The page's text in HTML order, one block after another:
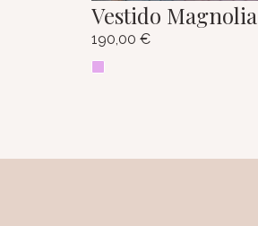
Vestido Magnolia
190,00 €